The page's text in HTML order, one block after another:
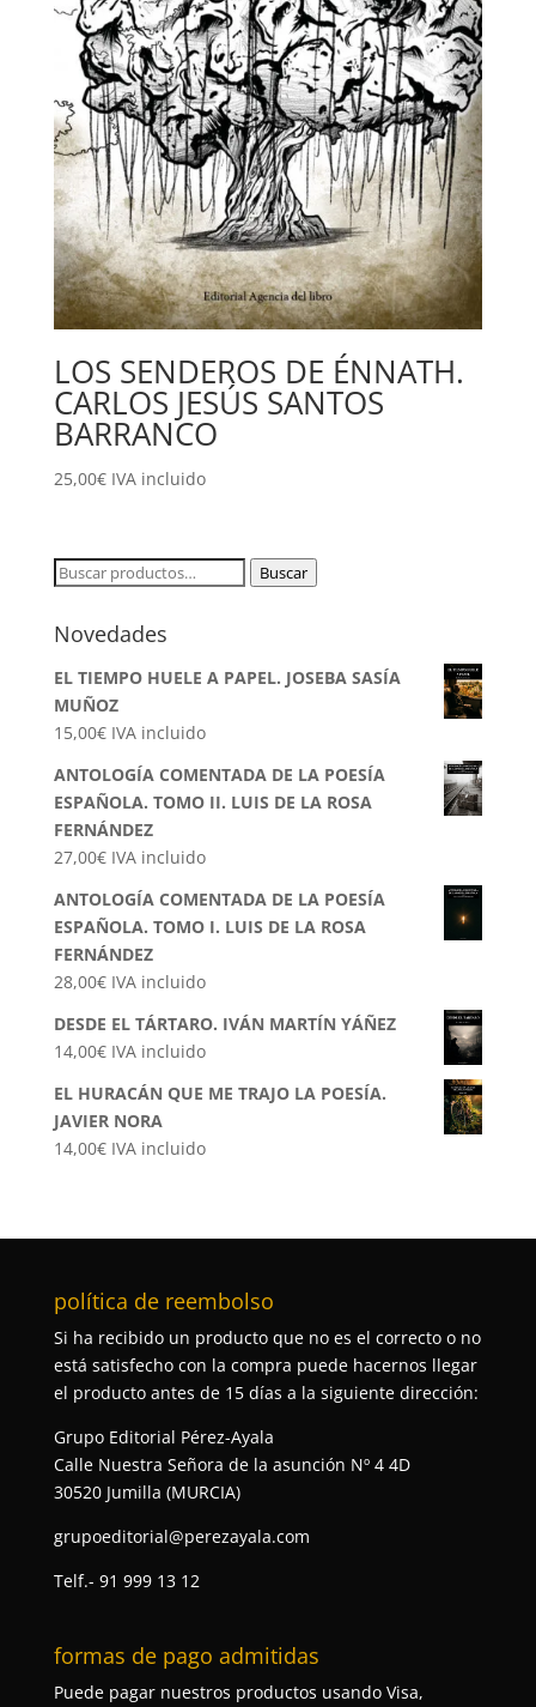
LOS SENDEROS DE ÉNNATH.
CARLOS JESÚS SANTOS
BARRANCO
25,00€ IVA incluido
Buscar
Buscar
Novedades
EL TIEMPO HUELE A PAPEL. JOSEBA SASÍA
MUÑOZ
15,00€ IVA incluido
ANTOLOGÍA COMENTADA DE LA POESÍA
ESPAÑOLA. TOMO II. LUIS DE LA ROSA
FERNÁNDEZ
27,00€ IVA incluido
ANTOLOGÍA COMENTADA DE LA POESÍA
ESPAÑOLA. TOMO I. LUIS DE LA ROSA
FERNÁNDEZ
28,00€ IVA incluido
DESDE EL TÁRTARO. IVÁN MARTÍN YÁÑEZ
14,00€ IVA incluido
EL HURACÁN QUE ME TRAJO LA POESÍA.
JAVIER NORA
14,00€ IVA incluido
política de reembolso
Si ha recibido un producto que no es el correcto o no
está satisfecho con la compra puede hacernos llegar
el producto antes de 15 días a la siguiente dirección:
Grupo Editorial Pérez-Ayala
Calle Nuestra Señora de la asunción Nº 4 4D
30520 Jumilla (MURCIA)
grupoeditorial@perezayala.com
Telf.- 91 999 13 12
formas de pago admitidas
Puede pagar nuestros productos usando Visa,